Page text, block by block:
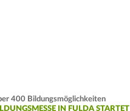
400 Bildungsmöglichkeiten
IN FULDA STARTET